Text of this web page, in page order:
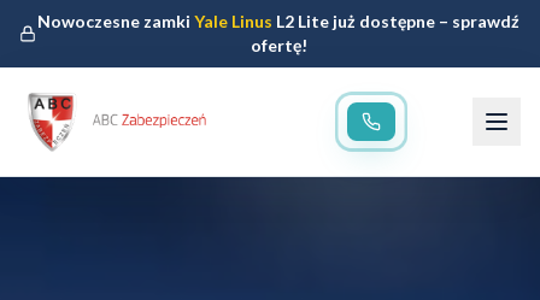
Nowoczesne zamkiYale Linus L2 Lite już dostępne – sprawdź
ofertę!